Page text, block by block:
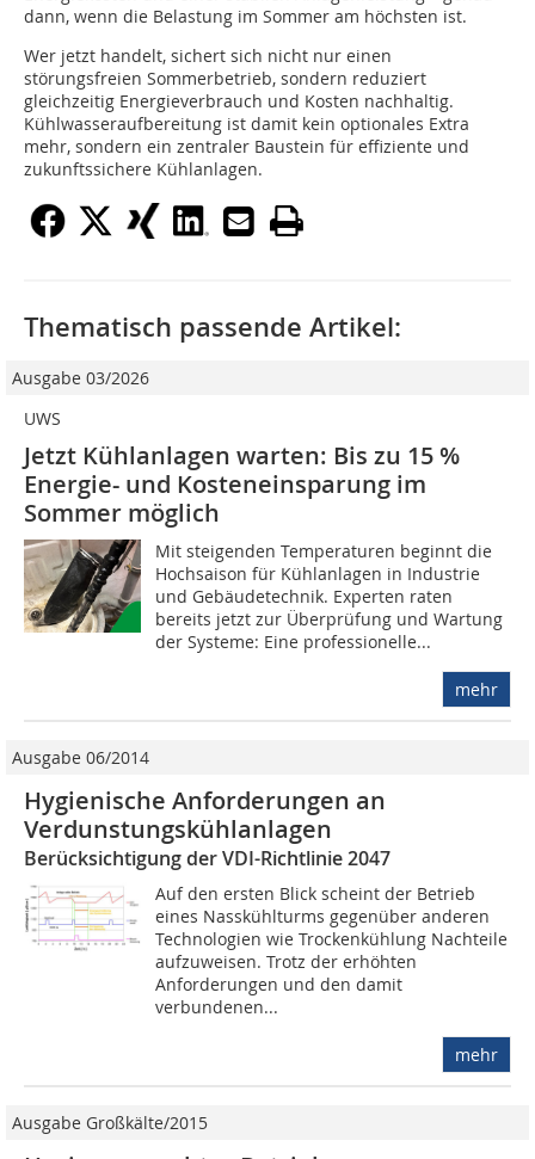
dann, wenn die Belastung im Sommer am höchsten ist.
Wer jetzt handelt, sichert sich nicht nur einen
störungsfreien Sommerbetrieb, sondern reduziert
gleichzeitig Energieverbrauch und Kosten nachhaltig.
Kühlwasseraufbereitung ist damit kein optionales Extra
mehr, sondern ein zentraler Baustein für effiziente und
zukunftssichere Kühlanlagen.
Thematisch passende Artikel:
Ausgabe 03/2026
UWS
Jetzt Kühlanlagen warten: Bis zu 15 %
Energie- und Kosteneinsparung im
Sommer möglich
Mit steigenden Temperaturen beginnt die
Hochsaison für Kühlanlagen in Industrie
und Gebäudetechnik. Experten raten
bereits jetzt zur Überprüfung und Wartung
der Systeme: Eine professionelle...
mehr
Ausgabe 06/2014
Hygienische Anforderungen an
Verdunstungskühlanlagen
Berücksichtigung der VDI-Richtlinie 2047
Auf den ersten Blick scheint der Betrieb
eines Nasskühlturms gegenüber anderen
Technologien wie Trockenkühlung Nachteile
aufzuweisen. Trotz der erhöhten
Anforderungen und den damit
verbundenen...
mehr
Ausgabe Großkälte/2015